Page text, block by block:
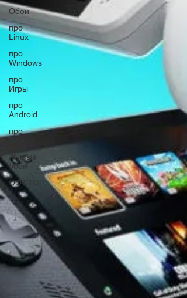
Обои
про
Linux
про
Windows
про
Игры
про
Android
про
Живые
обои
ОФФТОП